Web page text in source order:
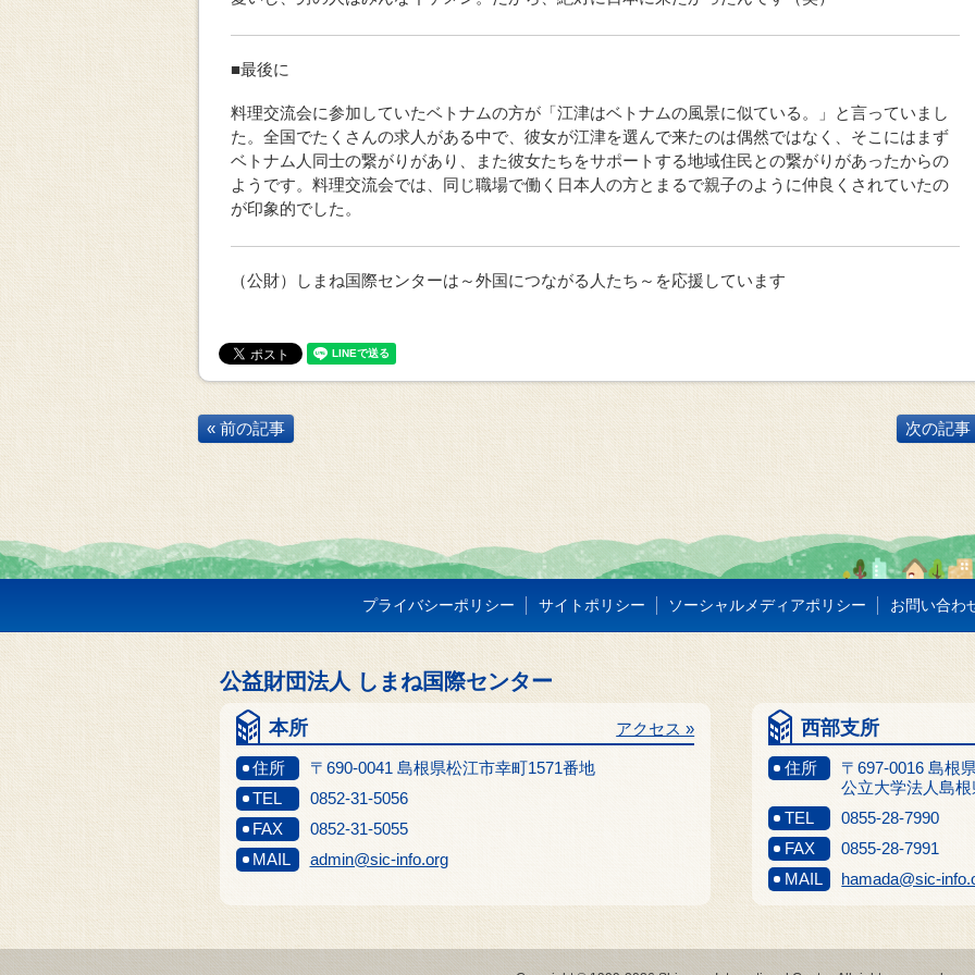
■最後に
料理交流会に参加していたベトナムの方が「江津はベトナムの風景に似ている。」と言っていまし
た。全国でたくさんの求人がある中で、彼女が江津を選んで来たのは偶然ではなく、そこにはまず
ベトナム人同士の繋がりがあり、また彼女たちをサポートする地域住民との繋がりがあったからの
ようです。料理交流会では、同じ職場で働く日本人の方とまるで親子のように仲良くされていたの
が印象的でした。
（公財）しまね国際センターは～外国につながる人たち～を応援しています
« 前の記事 次の記事
プライバシーポリシー サイトポリシー ソーシャルメディアポリシー お問い合わ
公益財団法人 しまね国際センター
本所
住所 〒690-0041 島根県松江市幸町1571番地
アクセス »
TEL
0852-31-5056
FAX
0852-31-5055
MAIL
admin@sic-info.org
西部支所
住所
〒697-0016 島根
公立大学法人島
TEL
0855-28-7990
FAX
0855-28-7991
MAIL
hamada@sic-